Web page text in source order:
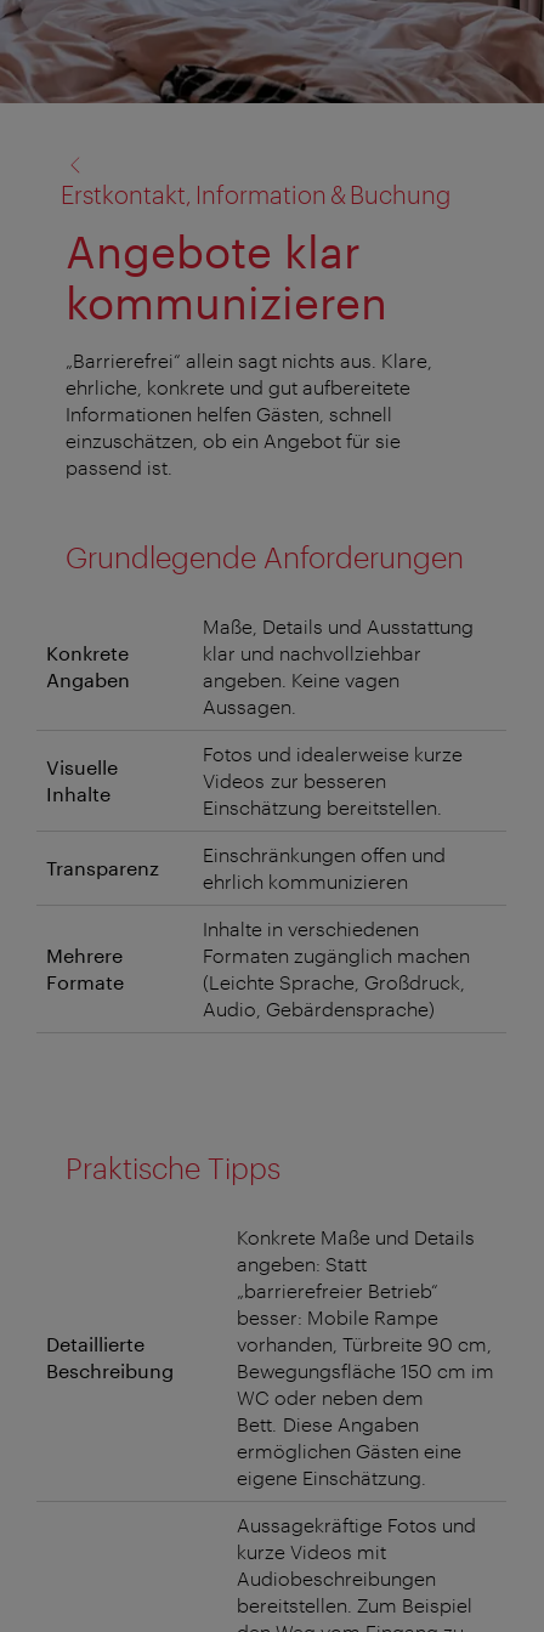
Erstkontakt, Information & Buchung
Angebote klar
kommunizieren
„Barrierefrei“ allein sagt nichts aus. Klare,
ehrliche, konkrete und gut aufbereitete
Informationen helfen Gästen, schnell
einzuschätzen, ob ein Angebot für sie
passend ist.
Grundlegende Anforderungen
Konkrete
Angaben
Maße, Details und Ausstattung
klar und nachvollziehbar
angeben. Keine vagen
Aussagen.
Visuelle
Inhalte
Fotos und idealerweise kurze
Videos zur besseren
Einschätzung bereitstellen.
Transparenz
Einschränkungen offen und
ehrlich kommunizieren
Mehrere
Formate
Inhalte in verschiedenen
Formaten zugänglich machen
(Leichte Sprache, Großdruck,
Audio, Gebärdensprache)
Praktische Tipps
Detaillierte
Beschreibung
Konkrete Maße und Details
angeben: Statt
„barrierefreier Betrieb“
besser: Mobile Rampe
vorhanden, Türbreite 90 cm,
Bewegungsfläche 150 cm im
WC oder neben dem
Bett. Diese Angaben
ermöglichen Gästen eine
eigene Einschätzung.
Aussagekräftige Fotos und
kurze Videos mit
Audiobeschreibungen
bereitstellen. Zum Beispiel